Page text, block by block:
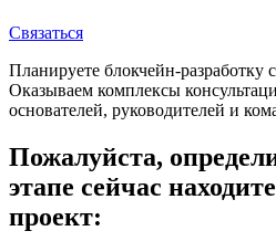
Связаться
Планируете блокчейн-разработку
Оказываем комплексы
основателей, руководителей и
Пожалуйста,
этапе сейчас
проект: